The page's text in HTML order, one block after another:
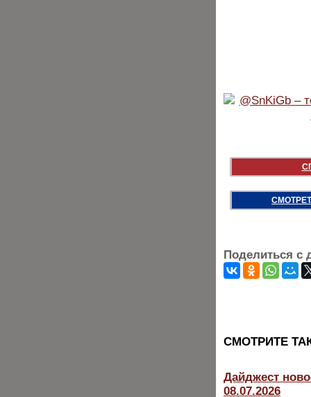
Поделиться с
CМОТРИТЕ
Дайджест
08.07.2026